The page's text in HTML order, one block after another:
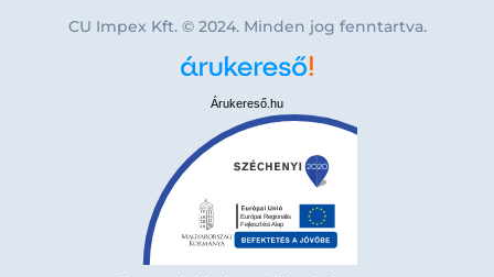
CU Impex Kft. © 2024. Minden jog fenntartva.
Árukereső.hu